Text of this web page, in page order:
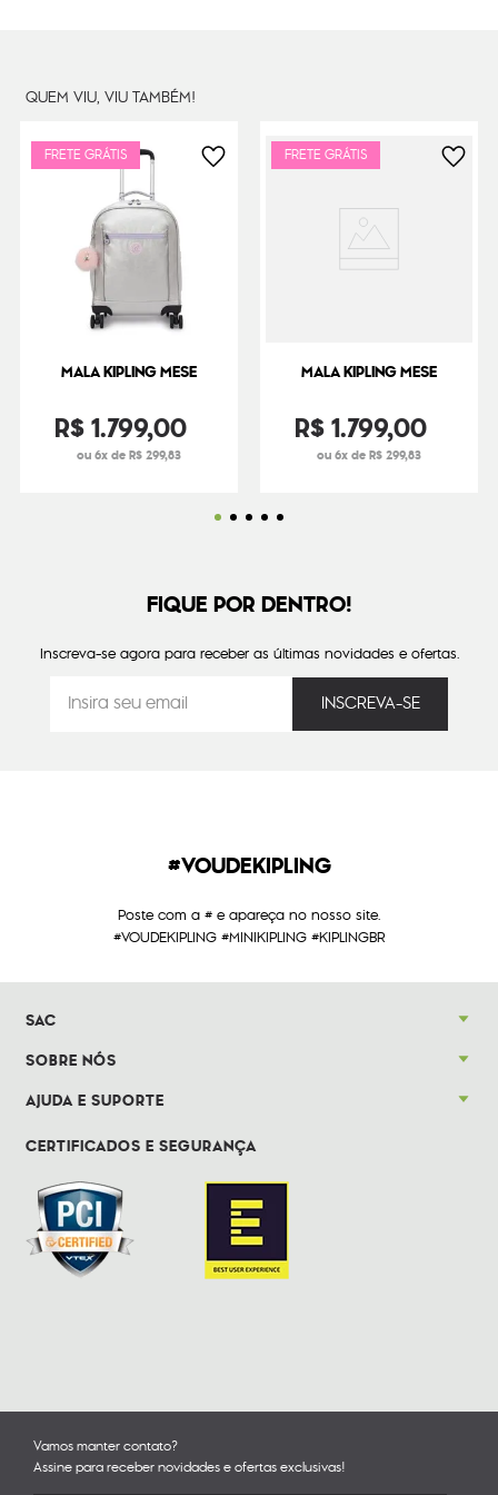
QUEM VIU, VIU TAMBÉM!
FRETE GRÁTIS
MALA KIPLING MESE
R$1.799,00
ou 6x de R$ 299,83
FRETE GRÁTIS
MALA KIPLING MESE
R$1.799,00
ou 6x de R$ 299,83
FIQUE POR DENTRO!
Inscreva-se agora para receber as últimas novidades e ofertas.
#VOUDEKIPLING
Poste com a # e apareça no nosso site.
#VOUDEKIPLING #MINIKIPLING #KIPLINGBR
SAC
SOBRE NÓS
AJUDA E SUPORTE
CERTIFICADOS E SEGURANÇA
Vamos manter contato?
Assine para receber novidades e ofertas exclusivas!